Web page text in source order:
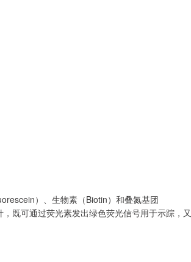
）、生物素（Biotin）和叠氮基团
，既可通过荧光素发出绿色荧光信号用于示踪，又